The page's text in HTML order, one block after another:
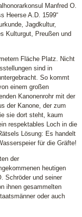
Manfred O.
Heerse A.D. 1599“
Jagdkultur,
Kulturgut, Preußen und
Fläche Platz. Nicht
sind in
So kommt
einem großen
Kanonenrohr mit der
der Kanone, der zum
sie dort steht, kaum
respektables Loch in die
Lösung: Es handelt
für die Gräfte!
der
heutigen
Schröder und seiner
ihnen gesammelten
oder auch